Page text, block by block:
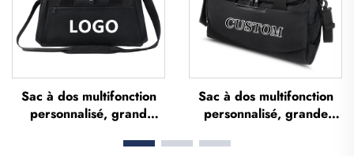
Sac à dos multifonction
personnalisé, grand
de salle de gym pour
Sac à dos multifonction
personnalisé, grande
compartiment dédié aux